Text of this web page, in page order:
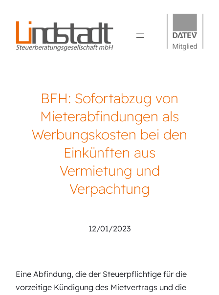
BFH: Sofortabzug von
Mieterabfindungen als
Werbungskosten bei den
Einkünften aus
Vermietung und
Verpachtung
12/01/2023
Eine Abfindung, die der Steuerpflichtige für die
vorzeitige Kündigung des Mietvertrags und die